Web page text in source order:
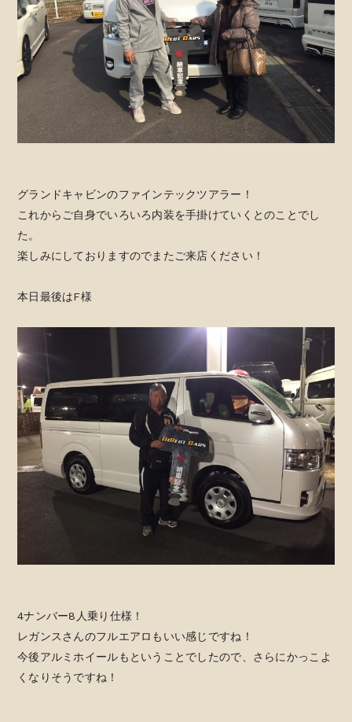
グランドキャビンのファインテックツアラー！
これからご自身でいろいろ内装を手掛けていくとのことでし
た。
楽しみにしておりますのでまたご来店ください！
本日最後はF様
4ナンバー8人乗り仕様！
レガンスさんのフルエアロもいい感じですね！
今後アルミホイールもということでしたので、さらにかっこよ
くなりそうですね！